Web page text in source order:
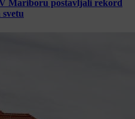
Mariboru postavljali rekord